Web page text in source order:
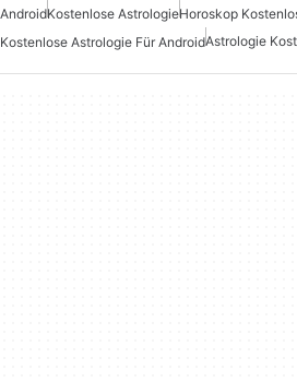
AndroidKostenlose AstrologieHoroskop
Kostenlose Astrologie Für AndroidAstrologie